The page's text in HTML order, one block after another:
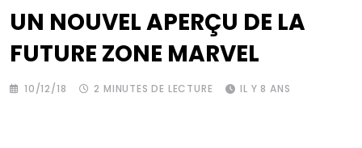
UN NOUVEL APERÇU DE LA
FUTURE ZONE MARVEL
10/12/18 2 MINUTES DE LECTURE IL Y 8 ANS